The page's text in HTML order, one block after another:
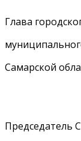
Глава
А.М.
Председатель